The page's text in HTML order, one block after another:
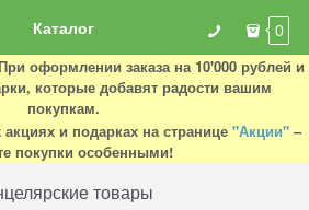
Каталог 0
оформлении заказа на 10'000 рублей и
которые добавят радости вашим
покупкам.
и подарках на странице "Акции" –
покупки особенными!
товары